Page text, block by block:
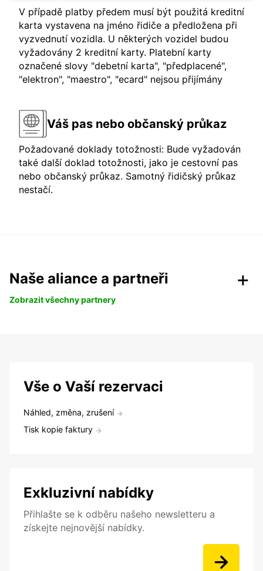
V případě platby předem musí být použitá kreditní
karta vystavena na jméno řidiče a předložena při
vyzvednutí vozidla. U některých vozidel budou
vyžadovány 2 kreditní karty. Platební karty
označené slovy "debetní karta", "předplacené",
"elektron", "maestro", "ecard" nejsou přijímány
Váš pas nebo občanský průkaz
Požadované doklady totožnosti: Bude vyžadován
také další doklad totožnosti, jako je cestovní pas
nebo občanský průkaz. Samotný řidičský průkaz
nestačí.
Naše aliance a partneři
Zobrazit všechny partnery
Vše o Vaší rezervaci
Náhled, změna, zrušení
Tisk kopie faktury
Exkluzivní nabídky
Přihlašte se k odběru našeho newsletteru a
získejte nejnovější nabídky.